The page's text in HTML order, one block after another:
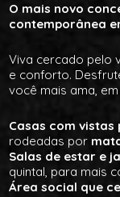
O mais novo
contemporânea
Viva cercado pelo
e conforto.
você mais ama,
Casas com vistas
rodeadas por
Salas de estar e
quintal, para mais
Área social que